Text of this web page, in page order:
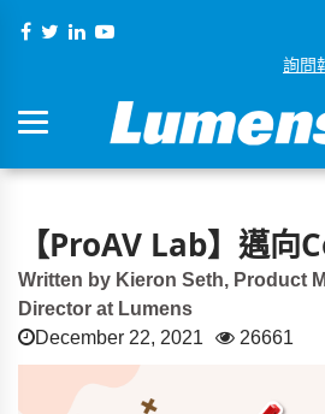
詢問
【ProAV Lab】邁向
Written by Kieron Seth, Product
Director at Lumens
December 22, 2021
26661